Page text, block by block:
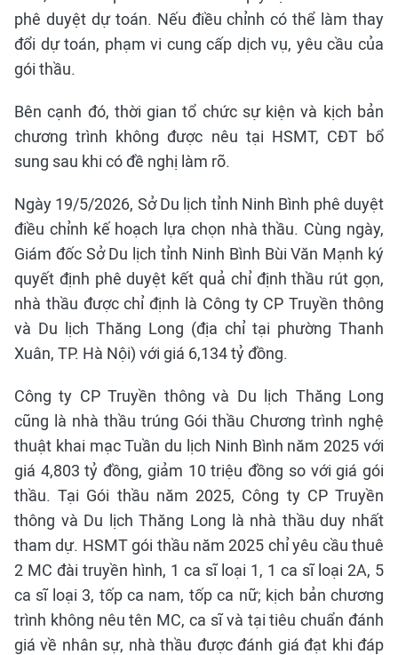
phê duyệt dự toán. Nếu điều chỉnh có thể làm thay
đổi dự toán, phạm vi cung cấp dịch vụ, yêu cầu của
gói thầu.
Bên cạnh đó, thời gian tổ chức sự kiện và kịch bản
chương trình không được nêu tại HSMT, CĐT bổ
sung sau khi có đề nghị làm rõ.
Ngày 19/5/2026, Sở Du lịch tỉnh Ninh Bình phê duyệt
điều chỉnh kế hoạch lựa chọn nhà thầu. Cùng ngày,
Giám đốc Sở Du lịch tỉnh Ninh Bình Bùi Văn Mạnh ký
quyết định phê duyệt kết quả chỉ định thầu rút gọn,
nhà thầu được chỉ định là Công ty CP Truyền thông
và Du lịch Thăng Long (địa chỉ tại phường Thanh
Xuân, TP. Hà Nội) với giá 6,134 tỷ đồng.
Công ty CP Truyền thông và Du lịch Thăng Long
cũng là nhà thầu trúng Gói thầu Chương trình nghệ
thuật khai mạc Tuần du lịch Ninh Bình năm 2025 với
giá 4,803 tỷ đồng, giảm 10 triệu đồng so với giá gói
thầu. Tại Gói thầu năm 2025, Công ty CP Truyền
thông và Du lịch Thăng Long là nhà thầu duy nhất
tham dự. HSMT gói thầu năm 2025 chỉ yêu cầu thuê
2 MC đài truyền hình, 1 ca sĩ loại 1, 1 ca sĩ loại 2A, 5
ca sĩ loại 3, tốp ca nam, tốp ca nữ; kịch bản chương
trình không nêu tên MC, ca sĩ và tại tiêu chuẩn đánh
giá về nhân sự, nhà thầu được đánh giá đạt khi đáp